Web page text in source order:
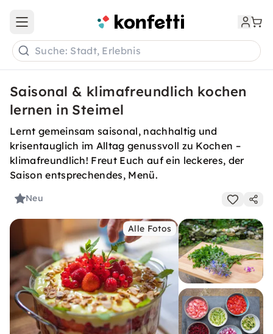
Open main menu
Suche: Stadt, Erlebnis
Saisonal & klimafreundlich kochen
lernen in Steimel
Lernt gemeinsam saisonal, nachhaltig und
krisentauglich im Alltag genussvoll zu Kochen –
klimafreundlich! Freut Euch auf ein leckeres, der
Saison entsprechendes, Menü.
Neu
Alle Fotos